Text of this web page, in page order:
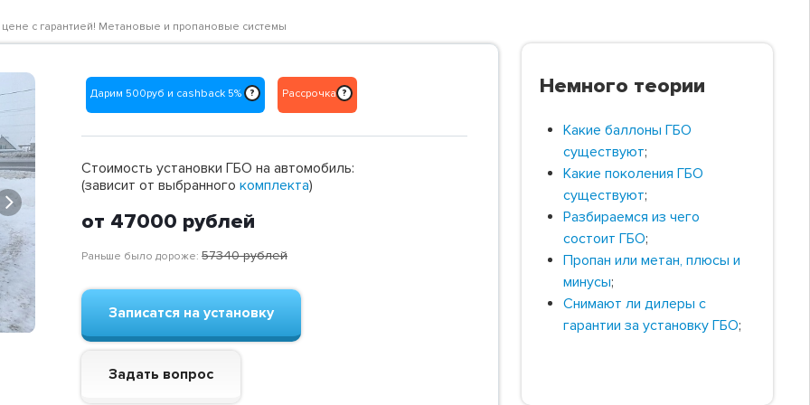
с гарантией! Метановые и пропановые системы
Дарим 500руб и cashback 5% ? Рассрочка ?
Стоимость установки ГБО на автомобиль:
(зависит от выбранного комплекта)
от 47000 рублей
Раньше было дороже: 57340рублей
Записатся на установку
Задать вопрос
Немного теории
Какие баллоны ГБО
существуют;
Какие поколения ГБО
существуют;
Разбираемся из чего
состоит ГБО;
Пропан или метан, плюсы и
минусы;
Снимают ли дилеры с
гарантии за установку ГБО;